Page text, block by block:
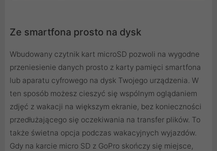
Ze smartfona prosto na dysk
Wbudowany czytnik kart microSD pozwoli na wygodne
przeniesienie danych prosto z karty pamięci smartfona
lub aparatu cyfrowego na dysk Twojego urządzenia. W
ten sposób możesz cieszyć się wspólnym oglądaniem
zdjęć z wakacji na większym ekranie, bez konieczności
przedłużającego się oczekiwania na transfer plików. To
także świetna opcja podczas wakacyjnych wyjazdów.
Gdy na karcie micro SD z GoPro skończy się miejsce,